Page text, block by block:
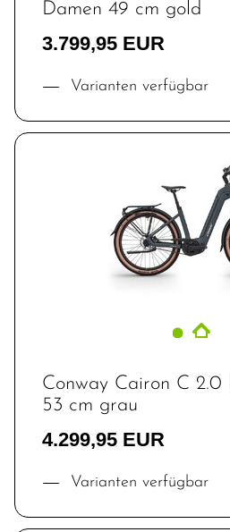
Damen 49 cm gold
3.799,95 EUR
Varianten verfügbar
Conway Cairon C 2.0
53 cm grau
4.299,95 EUR
Varianten verfügbar